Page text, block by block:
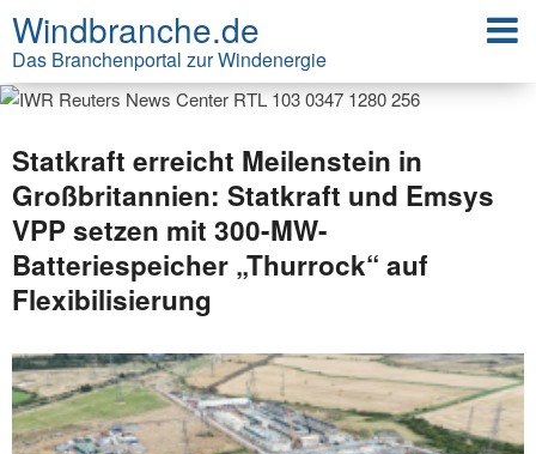
Windbranche.de
Das Branchenportal zur Windenergie
Statkraft erreicht Meilenstein in
Großbritannien: Statkraft und Emsys
VPP setzen mit 300-MW-
Batteriespeicher „Thurrock“ auf
Flexibilisierung